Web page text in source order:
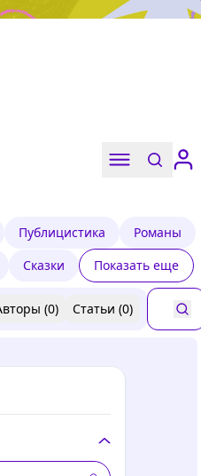
Публицистика
Романы
Сказки Показать еще
(0) Статьи (0)